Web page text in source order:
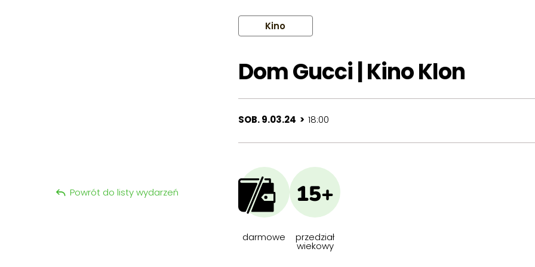
Kino
Dom Gucci | Kino Klon
SOB. 9.03.24 > 18:00
darmowe
15+
przedział
wiekowy
Powrót do listy wydarzeń